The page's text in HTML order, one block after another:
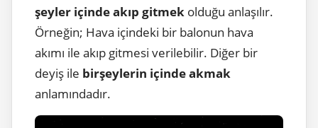
şeyler içinde akıp gitmek olduğu anlaşılır.
Örneğin; Hava içindeki bir balonun hava
akımı ile akıp gitmesi verilebilir. Diğer bir
deyiş ile birşeylerin içinde akmak
anlamındadır.